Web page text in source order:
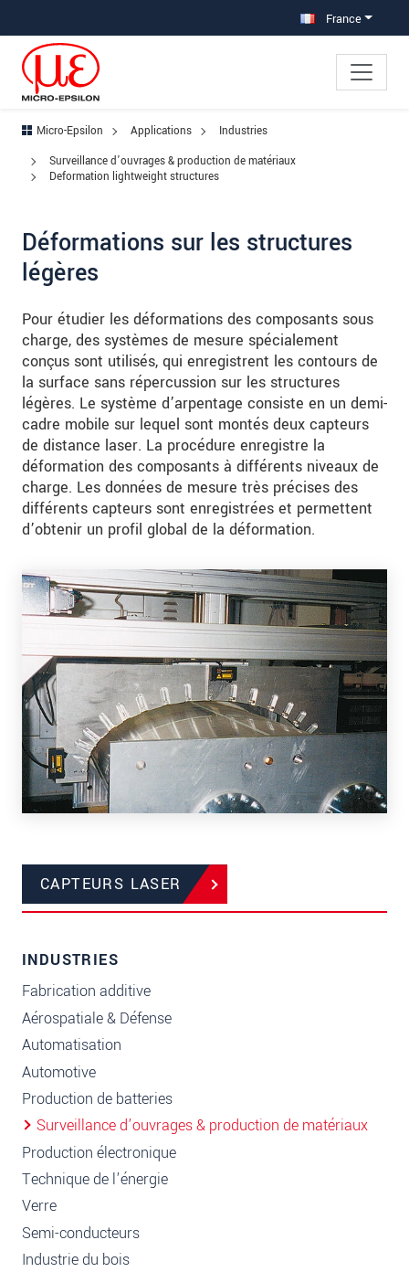
France
Micro-Epsilon Applications
Industries
Surveillance d’ouvrages & production de matériaux
Deformation lightweight structures
Déformations sur les structures
légères
Pour étudier les déformations des composants sous
charge, des systèmes de mesure spécialement
conçus sont utilisés, qui enregistrent les contours de
la surface sans répercussion sur les structures
légères. Le système d’arpentage consiste en un demi-
cadre mobile sur lequel sont montés deux capteurs
de distance laser. La procédure enregistre la
déformation des composants à différents niveaux de
charge. Les données de mesure très précises des
différents capteurs sont enregistrées et permettent
d’obtenir un profil global de la déformation.
CAPTEURS LASER
INDUSTRIES
Fabrication additive
Aérospatiale & Défense
Automatisation
Automotive
Production de batteries
Surveillance d’ouvrages & production de matériaux
Production électronique
Technique de l'énergie
Verre
Semi-conducteurs
Industrie du bois